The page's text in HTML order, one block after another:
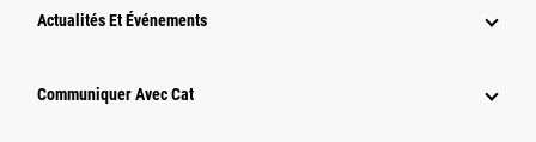
Actualités Et Événements
Communiquer Avec Cat